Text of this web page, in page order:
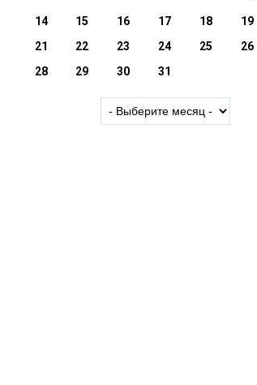
14
15 16 17 18 19
21
22 23 24 25 26
28
29 30 31